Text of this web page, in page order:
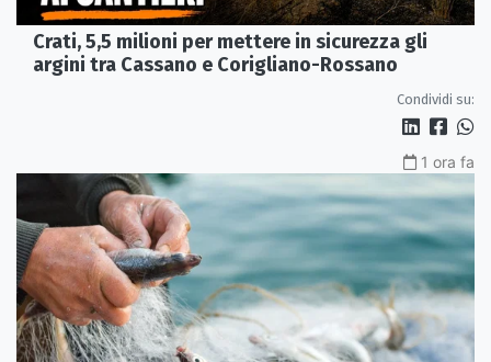
Crati, 5,5 milioni per mettere in sicurezza gli
argini tra Cassano e Corigliano-Rossano
Condividi su:
1 ora fa